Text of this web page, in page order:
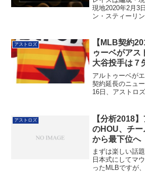
現地2020年2月3
ン・スティーリ
アストロズ
【MLB契約
ゥーベがアス
大谷投手は７
アルトゥーベが
契約延長のニュ
16日、アストロ
アストロズ
【分析2018
のHOU、チ
から最下位へ
まずは楽しい話
日本式にしてマ
ったMLBですが